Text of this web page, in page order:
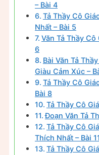
– Bài 4
Tả Thầy Cô
Nhất – Bài 5
Văn Tả Thầy Cô
6
Bài Văn Tả
Giàu Cảm Xúc –
Tả Thầy Cô
Bài 8
Tả Thầy Cô
Đoạn Văn Tả
Tả Thầy Cô
Thích Nhất – Bài 11
Tả Thầy Cô